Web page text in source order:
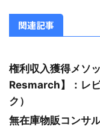
関連記事
権利収入獲得メソ
Resmarch】：レ
ク）
無在庫物販コンサ